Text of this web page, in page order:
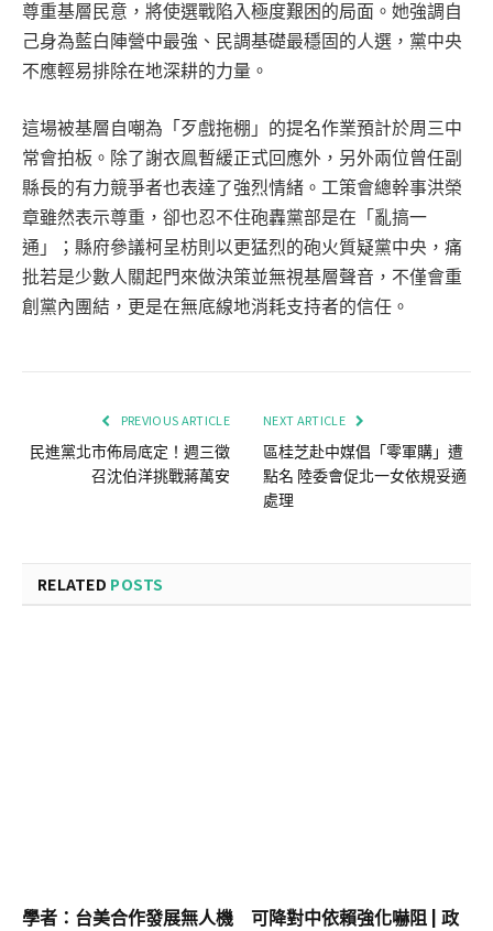
尊重基層民意，將使選戰陷入極度艱困的局面。她強調自
己身為藍白陣營中最強、民調基礎最穩固的人選，黨中央
不應輕易排除在地深耕的力量。
這場被基層自嘲為「歹戲拖棚」的提名作業預計於周三中
常會拍板。除了謝衣鳯暫緩正式回應外，另外兩位曾任副
縣長的有力競爭者也表達了強烈情緒。工策會總幹事洪榮
章雖然表示尊重，卻也忍不住砲轟黨部是在「亂搞一
通」；縣府參議柯呈枋則以更猛烈的砲火質疑黨中央，痛
批若是少數人關起門來做決策並無視基層聲音，不僅會重
創黨內團結，更是在無底線地消耗支持者的信任。
PREVIOUS ARTICLE
民進黨北市佈局底定！週三徵
召沈伯洋挑戰蔣萬安
NEXT ARTICLE
區桂芝赴中媒倡「零軍購」遭
點名 陸委會促北一女依規妥適
處理
RELATED POSTS
學者：台美合作發展無人機 可降對中依賴強化嚇阻 | 政